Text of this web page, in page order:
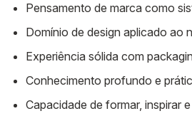
Pensamento de marca como
Domínio de design aplicado ao
Experiência sólida com
Conhecimento profundo e
Capacidade de formar, inspirar